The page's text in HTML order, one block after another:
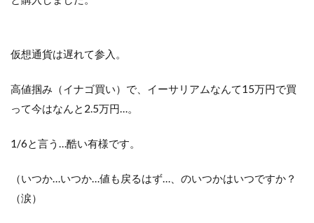
仮想通貨は遅れて参入。
高値掴み（イナゴ買い）で、イーサリアムなんて15万円で買
って今はなんと2.5万円…。
1/6と言う…酷い有様です。
（いつか…いつか…値も戻るはず…、のいつかはいつですか？
（涙）